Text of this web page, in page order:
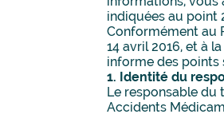
indiquées au point
Conformément au
14 avril 2016, et à
informe des points
1. Identité du
Le responsable
Accidents